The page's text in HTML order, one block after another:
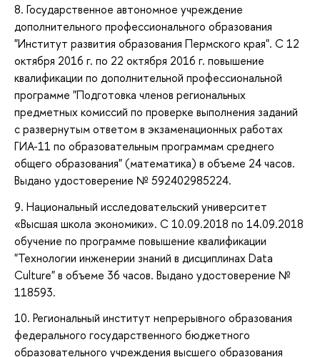
8. Государственное автономное учреждение
дополнительного профессионального образования
"Институт развития образования Пермского края". С 12
октября 2016 г. по 22 октября 2016 г. повышение
квалификации по дополнительной профессиональной
программе "Подготовка членов региональных
предметных комиссий по проверке выполнения заданий
с развернутым ответом в экзаменационных работах
ГИА-11 по образовательным программам среднего
общего образования" (математика) в объеме 24 часов.
Выдано удостоверение № 592402985224.
9. Национальный исследовательский университет
«Высшая школа экономики». С 10.09.2018 по 14.09.2018
обучение по программе повышение квалификации
"Технологии инженерии знаний в дисциплинах Data
Culture" в объеме 36 часов. Выдано удостоверение №
118593.
10. Региональный институт непрерывного образования
федерального государственного бюджетного
образовательного учреждения высшего образования